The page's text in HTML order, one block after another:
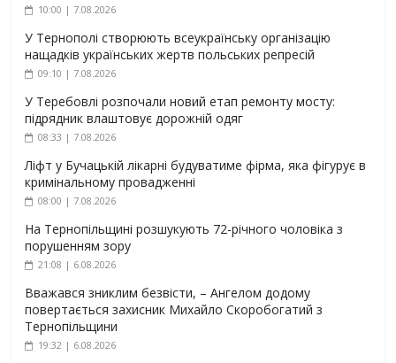
10:00 | 7.08.2026
У Тернополі створюють всеукраїнську організацію
нащадків українських жертв польських репресій
09:10 | 7.08.2026
У Теребовлі розпочали новий етап ремонту мосту:
підрядник влаштовує дорожній одяг
08:33 | 7.08.2026
Ліфт у Бучацькій лікарні будуватиме фірма, яка фігурує в
кримінальному провадженні
08:00 | 7.08.2026
На Тернопільщині розшукують 72-річного чоловіка з
порушенням зору
21:08 | 6.08.2026
Вважався зниклим безвісти, – Ангелом додому
повертається захисник Михайло Скоробогатий з
Тернопільщини
19:32 | 6.08.2026